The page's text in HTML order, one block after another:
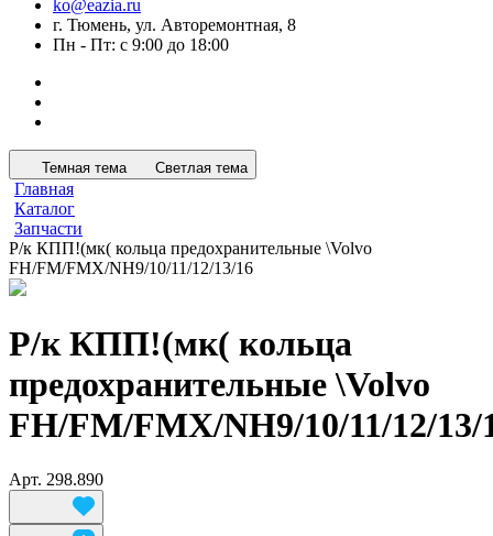
ko@eazia.ru
г. Тюмень, ул. Авторемонтная, 8
Пн - Пт: с 9:00 до 18:00
Темная тема Светлая тема
Главная
Каталог
Запчасти
Р/к КПП!(мк( кольца предохранительные \Volvo
FH/FM/FMX/NH9/10/11/12/13/16
Р/к КПП!(мк( кольца
предохранительные \Volvo
FH/FM/FMX/NH9/10/11/12/13/
Арт. 298.890